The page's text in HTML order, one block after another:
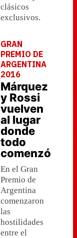
clásicos
exclusivos.
GRAN
PREMIO DE
ARGENTINA
2016
Márquez
y Rossi
vuelven
al lugar
donde
todo
comenzó
En el Gran
Premio de
Argentina
comenzaron
las
hostilidades
entre el